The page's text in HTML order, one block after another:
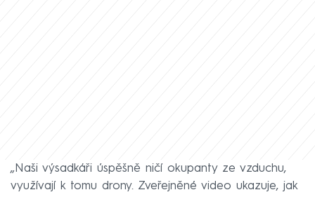
„Naši výsadkáři úspěšně ničí okupanty ze vzduchu,
využívají k tomu drony. Zveřejněné video ukazuje, jak